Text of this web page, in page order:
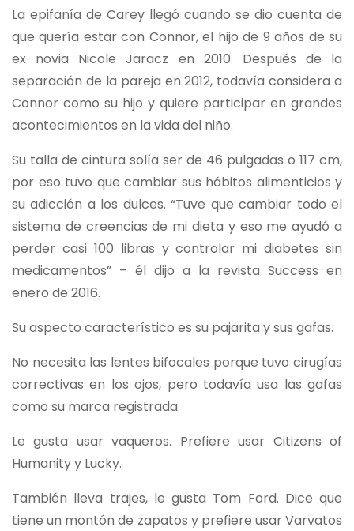
La epifanía de Carey llegó cuando se dio cuenta de
que quería estar con Connor, el hijo de 9 años de su
ex novia Nicole Jaracz en 2010. Después de la
separación de la pareja en 2012, todavía considera a
Connor como su hijo y quiere participar en grandes
acontecimientos en la vida del niño.
Su talla de cintura solía ser de 46 pulgadas o 117 cm,
por eso tuvo que cambiar sus hábitos alimenticios y
su adicción a los dulces. “Tuve que cambiar todo el
sistema de creencias de mi dieta y eso me ayudó a
perder casi 100 libras y controlar mi diabetes sin
medicamentos” – él dijo a la revista Success en
enero de 2016.
Su aspecto característico es su pajarita y sus gafas.
No necesita las lentes bifocales porque tuvo cirugías
correctivas en los ojos, pero todavía usa las gafas
como su marca registrada.
Le gusta usar vaqueros. Prefiere usar Citizens of
Humanity y Lucky.
También lleva trajes, le gusta Tom Ford. Dice que
tiene un montón de zapatos y prefiere usar Varvatos